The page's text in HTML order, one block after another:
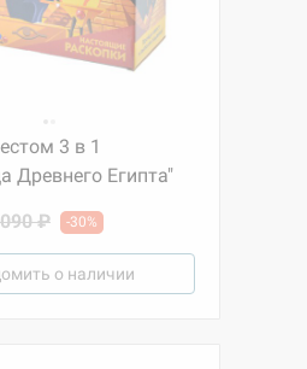
3 в 1
Древнего Египта"
₽ -30%
о наличии